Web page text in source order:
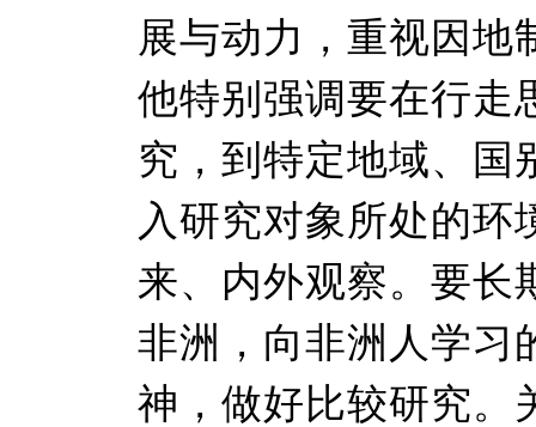
展与动力，重视因地
他特别强调要在行走
究，到特定地域、国
入研究对象所处的环
来、内外观察。要长
非洲，向非洲人学习
神，做好比较研究。